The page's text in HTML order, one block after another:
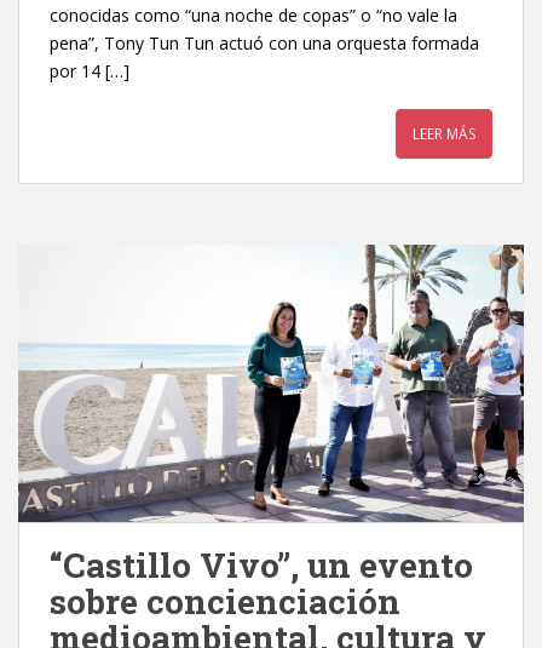
conocidas como “una noche de copas” o “no vale la
pena”, Tony Tun Tun actuó con una orquesta formada
por 14 […]
LEER MÁS
“Castillo Vivo”, un evento
sobre concienciación
medioambiental, cultura y